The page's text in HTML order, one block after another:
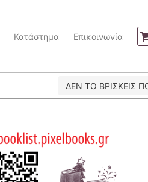
Κατάστημα Επικοινωνία
ΔΕΝ ΤΟ ΒΡΙΣΚΕΙΣ